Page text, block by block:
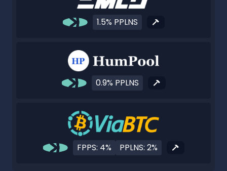
1.5% PPLNS
0.9% PPLNS
FPPS: 4% PPLNS: 2%